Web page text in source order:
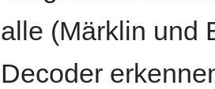
alle (Märklin und
Decoder